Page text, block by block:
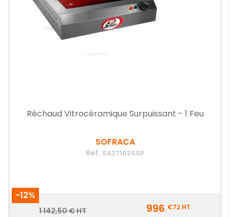
Réchaud Vitrocéramique Surpuissant - 1 Feu
SOFRACA
Ref. SA27102SSP
-12%
Prix
Prix
1 142,50 € HT 996 €72 HT